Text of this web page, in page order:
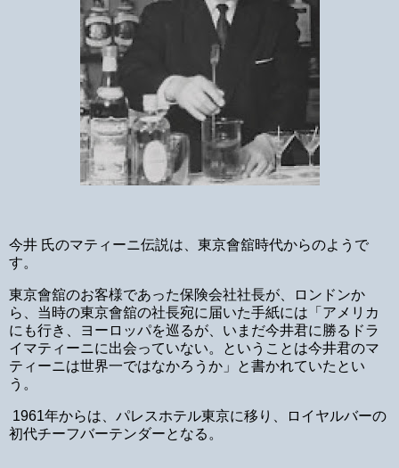
今井 氏のマティーニ伝説は、東京會舘時代からのようで
す。
東京會舘のお客様であった保険会社社長が、ロンドンか
ら、当時の東京會舘の社長宛に届いた手紙には「アメリカ
にも行き、ヨーロッパを巡るが、いまだ今井君に勝るドラ
イマティーニに出会っていない。ということは今井君のマ
ティーニは世界一ではなかろうか」と書かれていたとい
う。
1961年からは、パレスホテル東京に移り、ロイヤルバーの
初代チーフバーテンダーとなる。